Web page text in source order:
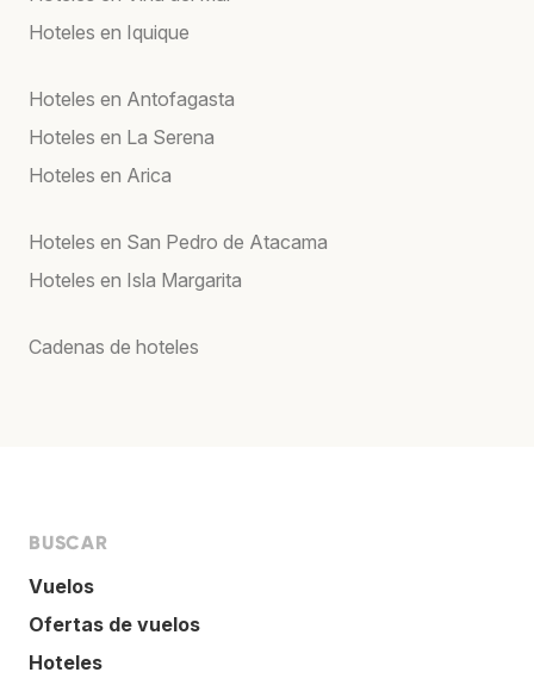
Hoteles en Iquique
Hoteles en Antofagasta
Hoteles en La Serena
Hoteles en Arica
Hoteles en San Pedro de Atacama
Hoteles en Isla Margarita
Cadenas de hoteles
BUSCAR
Vuelos
Ofertas de vuelos
Hoteles